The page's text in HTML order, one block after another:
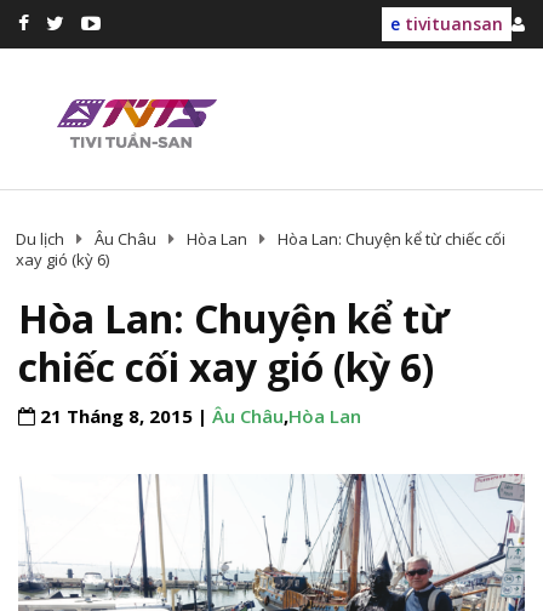
e tivituansan
Du lịch Âu Châu Hòa Lan
Hòa Lan: Chuyện kể từ chiếc cối
xay gió (kỳ 6)
Hòa Lan: Chuyện kể từ
chiếc cối xay gió (kỳ 6)
21 Tháng 8, 2015 | Âu Châu,Hòa Lan